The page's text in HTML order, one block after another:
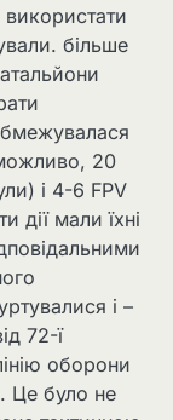
більше
20
і 4-6 FPV
дії мали їхні
і –
72-ї
оборони
Це було не